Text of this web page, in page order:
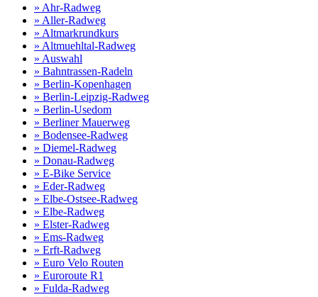
» Ahr-Radweg
» Aller-Radweg
» Altmarkrundkurs
» Altmuehltal-Radweg
» Auswahl
» Bahntrassen-Radeln
» Berlin-Kopenhagen
» Berlin-Leipzig-Radweg
» Berlin-Usedom
» Berliner Mauerweg
» Bodensee-Radweg
» Diemel-Radweg
» Donau-Radweg
» E-Bike Service
» Eder-Radweg
» Elbe-Ostsee-Radweg
» Elbe-Radweg
» Elster-Radweg
» Ems-Radweg
» Erft-Radweg
» Euro Velo Routen
» Euroroute R1
» Fulda-Radweg